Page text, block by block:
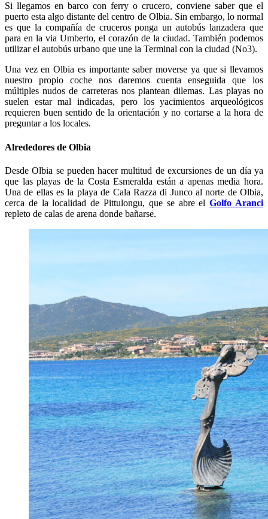
Si llegamos en barco con ferry o crucero, conviene saber que el
puerto esta algo distante del centro de Olbia. Sin embargo, lo normal
es que la compañía de cruceros ponga un autobús lanzadera que
para en la via Umberto, el corazón de la ciudad. También podemos
utilizar el autobús urbano que une la Terminal con la ciudad (No3).
Una vez en Olbia es importante saber moverse ya que si llevamos
nuestro propio coche nos daremos cuenta enseguida que los
múltiples nudos de carreteras nos plantean dilemas. Las playas no
suelen estar mal indicadas, pero los yacimientos arqueológicos
requieren buen sentido de la orientación y no cortarse a la hora de
preguntar a los locales.
Alrededores de Olbia
Desde Olbia se pueden hacer multitud de excursiones de un día ya
que las playas de la Costa Esmeralda están a apenas media hora.
Una de ellas es la playa de Cala Razza di Junco al norte de Olbia,
cerca de la localidad de Pittulongu, que se abre elGolfo Aranci
repleto de calas de arena donde bañarse.